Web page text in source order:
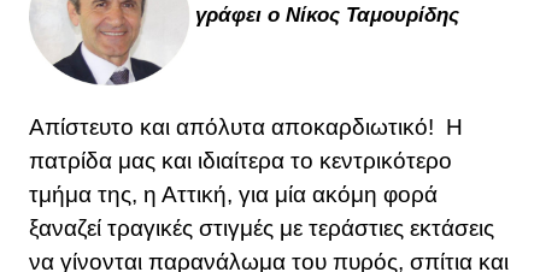
γράφει ο Νίκος Ταμουρίδης
Απίστευτο και απόλυτα αποκαρδιωτικό! Η
πατρίδα μας και ιδιαίτερα το κεντρικότερο
τμήμα της, η Αττική, για μία ακόμη φορά
ξαναζεί τραγικές στιγμές με τεράστιες εκτάσεις
να γίνονται παρανάλωμα του πυρός, σπίτια και